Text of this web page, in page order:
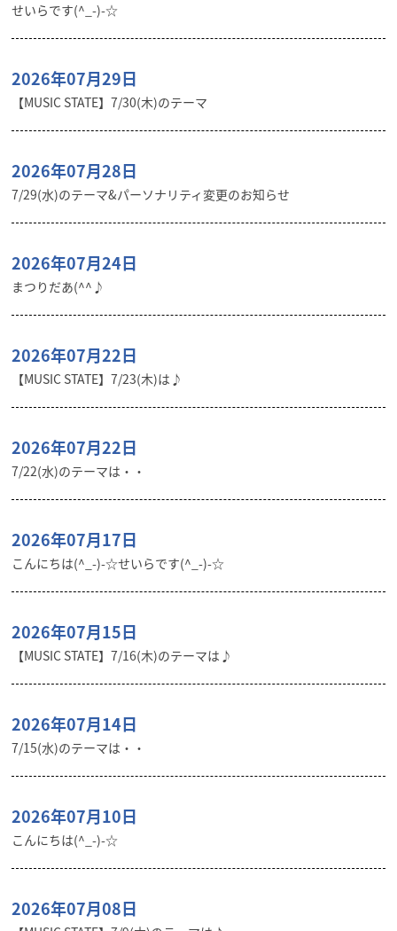
せいらです(^_-)-☆
2026年07月29日
【MUSIC STATE】7/30(木)のテーマ
2026年07月28日
7/29(水)のテーマ&パーソナリティ変更のお知らせ
2026年07月24日
まつりだあ(^^♪
2026年07月22日
【MUSIC STATE】7/23(木)は♪
2026年07月22日
7/22(水)のテーマは・・
2026年07月17日
こんにちは(^_-)-☆せいらです(^_-)-☆
2026年07月15日
【MUSIC STATE】7/16(木)のテーマは♪
2026年07月14日
7/15(水)のテーマは・・
2026年07月10日
こんにちは(^_-)-☆
2026年07月08日